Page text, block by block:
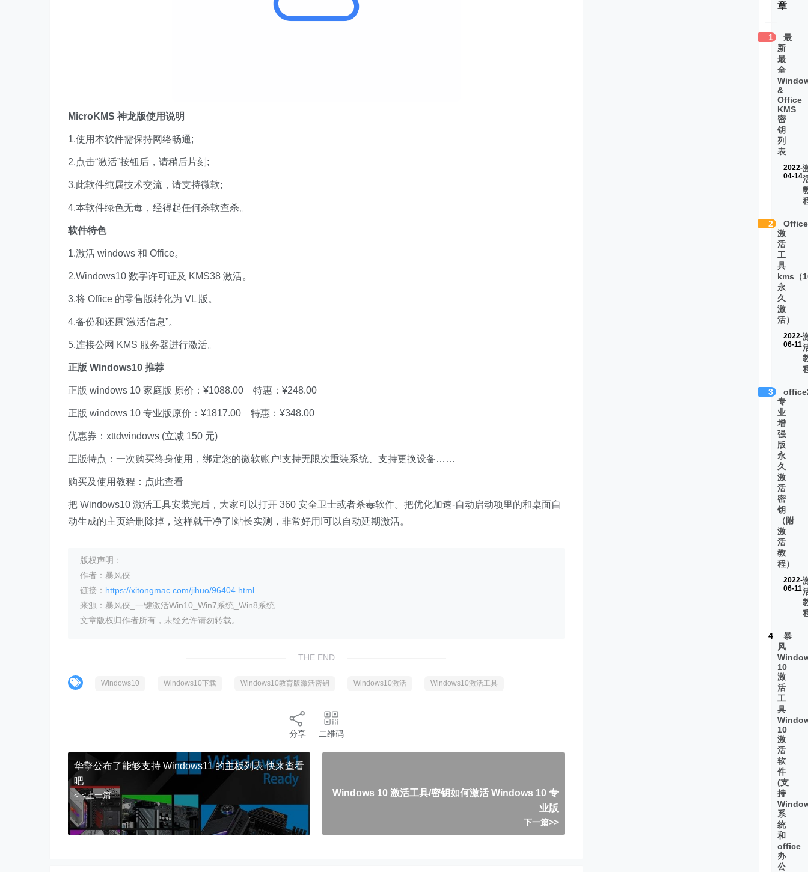
MicroKMS 神龙版使用说明
1.使用本软件需保持网络畅通;
2.点击“激活”按钮后，请稍后片刻;
3.此软件纯属技术交流，请支持微软;
4.本软件绿色无毒，经得起任何杀软查杀。
软件特色
1.激活 windows 和 Office。
2.Windows10 数字许可证及 KMS38 激活。
3.将 Office 的零售版转化为 VL 版。
4.备份和还原“激活信息”。
5.连接公网 KMS 服务器进行激活。
正版 Windows10 推荐
正版 windows 10 家庭版 原价：¥1088.00 特惠：¥248.00
正版 windows 10 专业版原价：¥1817.00 特惠：¥348.00
优惠券：xttdwindows (立减 150 元)
正版特点：一次购买终身使用，绑定您的微软账户!支持无限次重装系统、支持更换设备……
购买及使用教程：点此查看
把 Windows10 激活工具安装完后，大家可以打开 360 安全卫士或者杀毒软件。把优化加速-自动启动项里的和桌面自
动生成的主页给删除掉，这样就干净了!站长实测，非常好用!可以自动延期激活。
版权声明：
作者：暴风侠
链接： https://xitongmac.com/jihuo/96404.html
来源：暴风侠_一键激活Win10_Win7系统_Win8系统
文章版权归作者所有，未经允许请勿转载。
THE END
Windows10 Windows10下载 Windows10教育版激活密钥 Windows10激活 Windows10激活工具
分享 二维码
华擎公布了能够支持 Windows11 的主板列表 快来查看
吧
< <上一篇
Windows 10 激活工具/密钥如何激活 Windows 10 专
业版
下一篇>>
章
1
最
新
最
全
&
Office
KMS
密
钥
列
表
2022-
04-14
2
激
活
工
具
kms（
永
久
激
活）
2022-
06-11
3
专
业
增
强
版
永
久
激
活
密
钥
（附
激
活
教
程）
2022-
06-11
4
暴
风
10
激
活
工
具
10
激
活
软
件
(支
持
系
统
和
office
办
公